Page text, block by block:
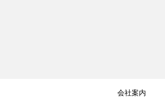
会社案内